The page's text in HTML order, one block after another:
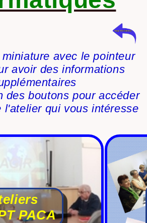
avec le pointeur
avoir des informations
des boutons pour accéder
l'atelier qui vous intéresse
PACA